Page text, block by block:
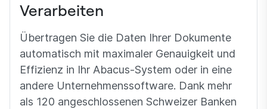
Verarbeiten
Übertragen Sie die Daten Ihrer Dokumente
automatisch mit maximaler Genauigkeit und
Effizienz in Ihr Abacus-System oder in eine
andere Unternehmenssoftware. Dank mehr
als 120 angeschlossenen Schweizer Banken